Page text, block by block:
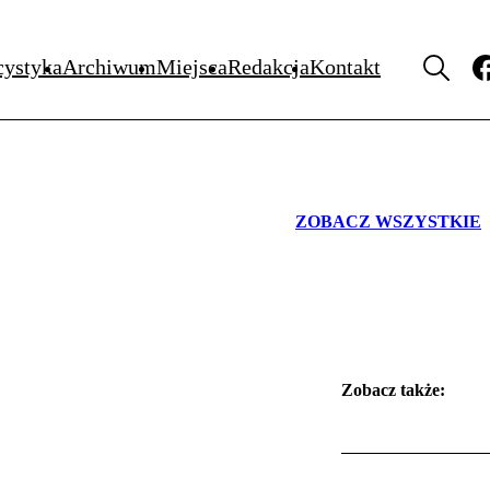
ArchiwumMiejscaRedakcjaKontakt
ZOBACZ WSZYSTKIE
Zobacz także: